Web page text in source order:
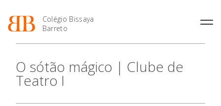
Colégio Bissaya
Barreto
Projeto Educativo
Organização
Enriquecimento Curricular
Oferta Curricular
Profissionais
Matrículas
2027
Calendários
O sótão mágico | Clube de
Teatro I